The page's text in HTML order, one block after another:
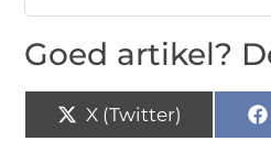
Goed artikel?
X (Twitter)